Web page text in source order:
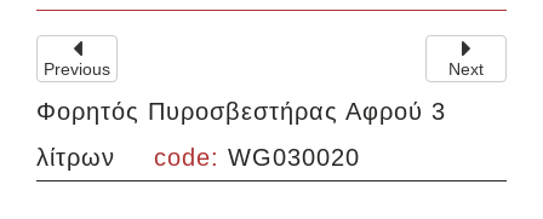
Previous Next
Φορητός Πυροσβεστήρας Αφρού 3
λίτρων
code: WG030020